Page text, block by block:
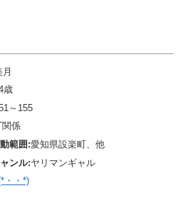
月
歳
～155
関係
範囲:愛知県設楽町、他
ンル:ヤリマンギャル
・・*)